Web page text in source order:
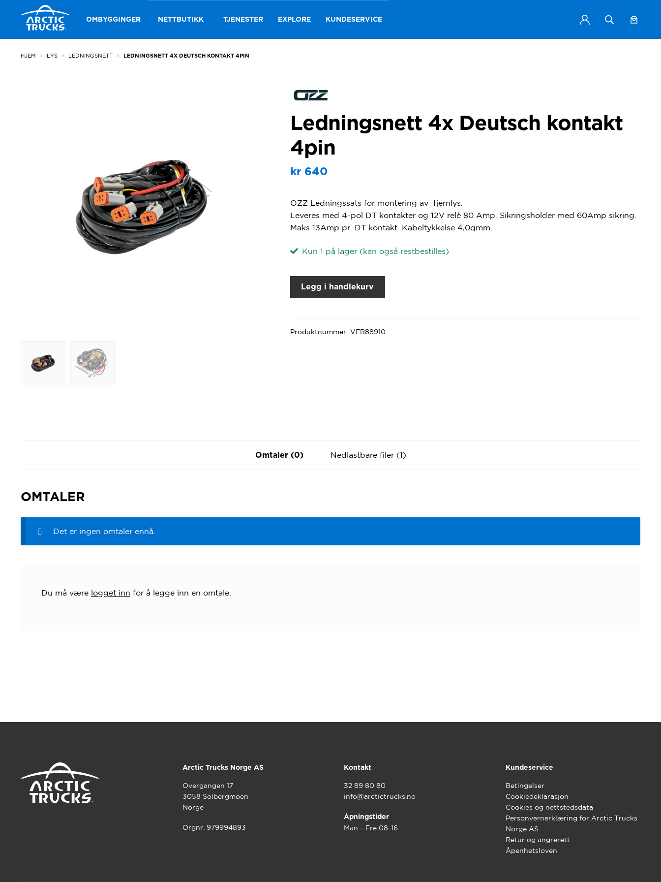
Hopp
til
navigasjon
Hopp
til
innhold
OMBYGGINGER NETTBUTIKK TJENESTER EXPLORE KUNDESERVICE
HJEM LYS LEDNINGSNETT LEDNINGSNETT 4X DEUTSCH KONTAKT 4PIN
Ledningsnett 4x Deutsch kontakt
4pin
kr640
OZZ Ledningssats for montering av fjernlys.
Leveres med 4-pol DT kontakter og 12V relè 80 Amp. Sikringsholder med 60Amp sikring.
Maks 13Amp pr. DT kontakt. Kabeltykkelse 4,0qmm.
Kun 1 på lager (kan også restbestilles)
Legg i handlekurv
Produktnummer: VER88910
Omtaler (0) Nedlastbare filer (1)
OMTALER
Det er ingen omtaler ennå.
Du må være logget inn for å legge inn en omtale.
Arctic Trucks Norge AS
Overgangen 17
3058 Solbergmoen
Norge
Orgnr. 979994893
Kontakt
32 89 80 80
info@arctictrucks.no
Åpningstider
Man – Fre 08-16
Kundeservice
Betingelser
Cookiedeklarasjon
Cookies og nettstedsdata
Personvernerklæring for Arctic Trucks
Norge AS
Retur og angrerett
Åpenhetsloven